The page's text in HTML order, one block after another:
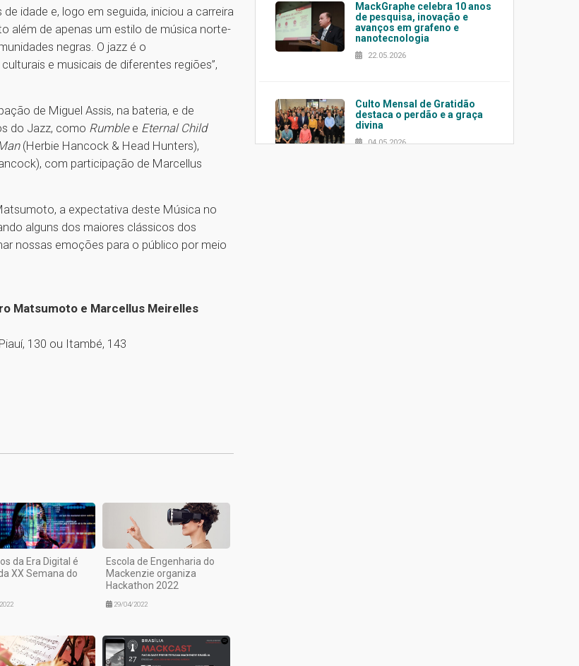
idade e, logo em seguida, iniciou a carreira
além de apenas um estilo de música norte-
negras. O jazz é o
e musicais de diferentes regiões”,
de Miguel Assis, na bateria, e de
do Jazz, como Rumblee Eternal Child
(Herbie Hancock & Head Hunters),
com participação de Marcellus
a expectativa deste Música no
alguns dos maiores clássicos dos
nossas emoções para o público por meio
Matsumoto e Marcellus Meirelles
130 ou Itambé, 143
da Era Digital é
XX Semana do
Escola de Engenharia do
Mackenzie organiza
Hackathon 2022
29/04/2022
MackGraphe celebra 10 anos
de pesquisa, inovação e
avanços em grafeno e
nanotecnologia
22.05.2026
Culto Mensal de Gratidão
destaca o perdão e a graça
divina
04.05.2026